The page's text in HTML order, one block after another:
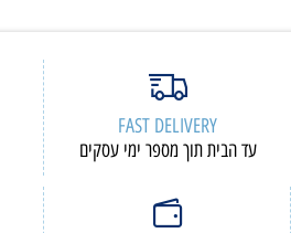
FAST DELIVERY
עד הבית תוך מספר ימי עסקים